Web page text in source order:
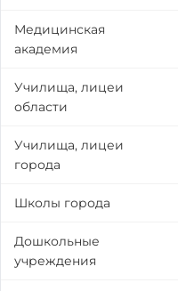
Медицинская
академия
Училища, лицеи
области
Училища, лицеи
города
Школы города
Дошкольные
учреждения